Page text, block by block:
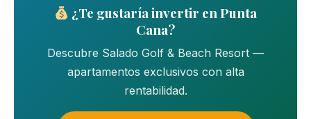
¿Te gustaría invertir en Punta
Cana?
Descubre Salado Golf & Beach Resort —
apartamentos exclusivos con alta
rentabilidad.